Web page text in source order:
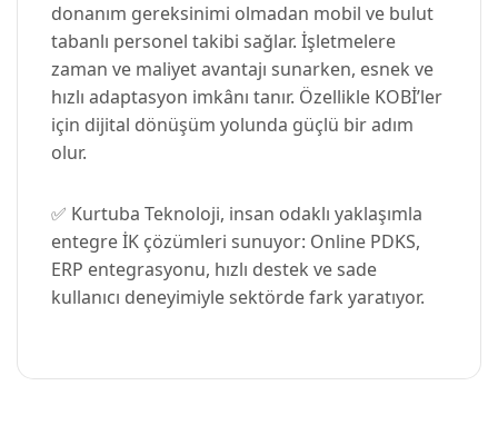
donanım gereksinimi olmadan mobil ve bulut
tabanlı personel takibi sağlar. İşletmelere
zaman ve maliyet avantajı sunarken, esnek ve
hızlı adaptasyon imkânı tanır. Özellikle KOBİ’ler
için dijital dönüşüm yolunda güçlü bir adım
olur.
✅ Kurtuba Teknoloji, insan odaklı yaklaşımla
entegre İK çözümleri sunuyor: Online PDKS,
ERP entegrasyonu, hızlı destek ve sade
kullanıcı deneyimiyle sektörde fark yaratıyor.